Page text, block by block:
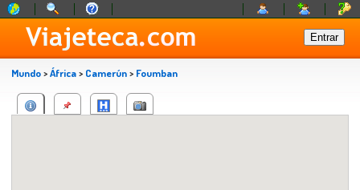
Mundo>África> Camerún> Foumban